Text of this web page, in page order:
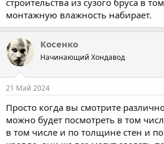
строительства из сузого бруса в
монтажную влажность набирает.
Косенко
Начинающий Хондавод
21 Май 2024
Просто когда вы смотрите
можно будет посмотреть в том
в том числе и по толщине стен и